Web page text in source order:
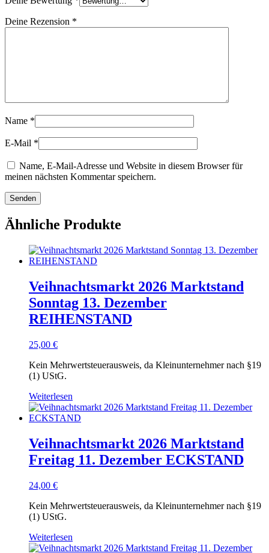
Deine Rezension *
Name *
E-Mail *
Name, E-Mail-Adresse und Website in diesem Browser für
meinen nächsten Kommentar speichern.
Ähnliche Produkte
Veihnachtsmarkt 2026 Marktstand
Sonntag 13. Dezember
REIHENSTAND
25,00 €
Kein Mehrwertsteuerausweis, da Kleinunternehmer nach §19
(1) UStG.
Weiterlesen
Veihnachtsmarkt 2026 Marktstand
Freitag 11. Dezember ECKSTAND
24,00 €
Kein Mehrwertsteuerausweis, da Kleinunternehmer nach §19
(1) UStG.
Weiterlesen